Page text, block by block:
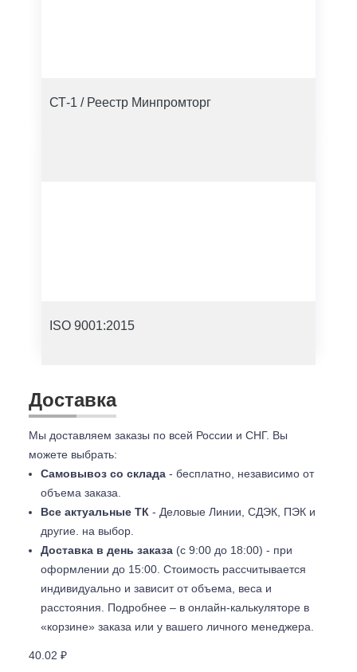
СТ-1 / Реестр Минпромторг
ISO 9001:2015
Доставка
Мы доставляем заказы по всей России и СНГ. Вы
можете выбрать:
Самовывоз со склада - бесплатно, независимо от
объема заказа.
Все актуальные ТК - Деловые Линии, СДЭК, ПЭК и
другие. на выбор.
Доставка в день заказа (с 9:00 до 18:00) - при
оформлении до 15:00. Стоимость рассчитывается
индивидуально и зависит от объема, веса и
расстояния. Подробнее – в онлайн-калькуляторе в
«корзине» заказа или у вашего личного менеджера.
40.02 ₽